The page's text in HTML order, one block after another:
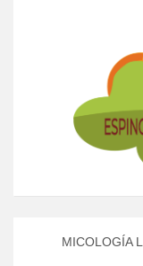
MICOLOGÍA